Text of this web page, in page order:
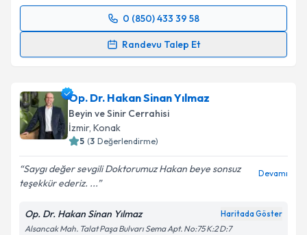
0 (850) 433 39 58
Randevu Talep Et
Randevu Takvimi Talebi
takvim hazırlandığında e-posta ile bilgilendireceğiz.
E-posta Adresiniz
kapsamda işlenmesini kabul ediyorum.
Op. Dr. Hakan Sinan Yılmaz
Beyin ve Sinir Cerrahisi
İzmir, Konak
5 (3 Değerlendirme)
Saygı değer sevgili Doktorumuz Hakan beye sonsuz
teşekkür ederiz. ...
Devamı
Op. Dr. Hakan Sinan Yılmaz Haritada Göster
Alsancak Mah. Talat Paşa Bulvarı Sema Apt. No:75 K:2 D:7